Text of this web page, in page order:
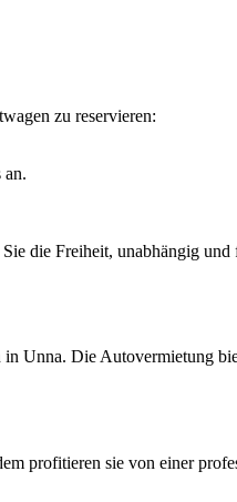
zu reservieren:
an.
die Freiheit, unabhängig
Unna. Die Autovermietung
profitieren sie von einer